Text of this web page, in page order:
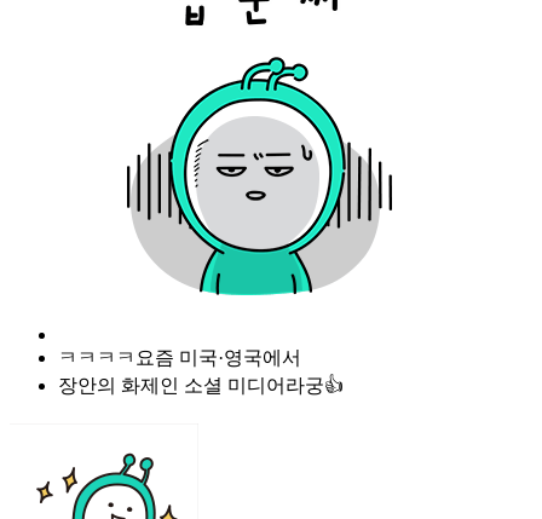
ㅋㅋㅋㅋ요즘 미국·영국에서
장안의 화제인 소셜 미디어라궁👍